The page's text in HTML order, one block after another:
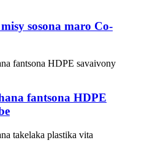
sosona maro Co-
fantsona HDPE